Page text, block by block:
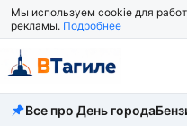
Мы используем cookie для
рекламы. Подробнее
Все новости
Все про День города